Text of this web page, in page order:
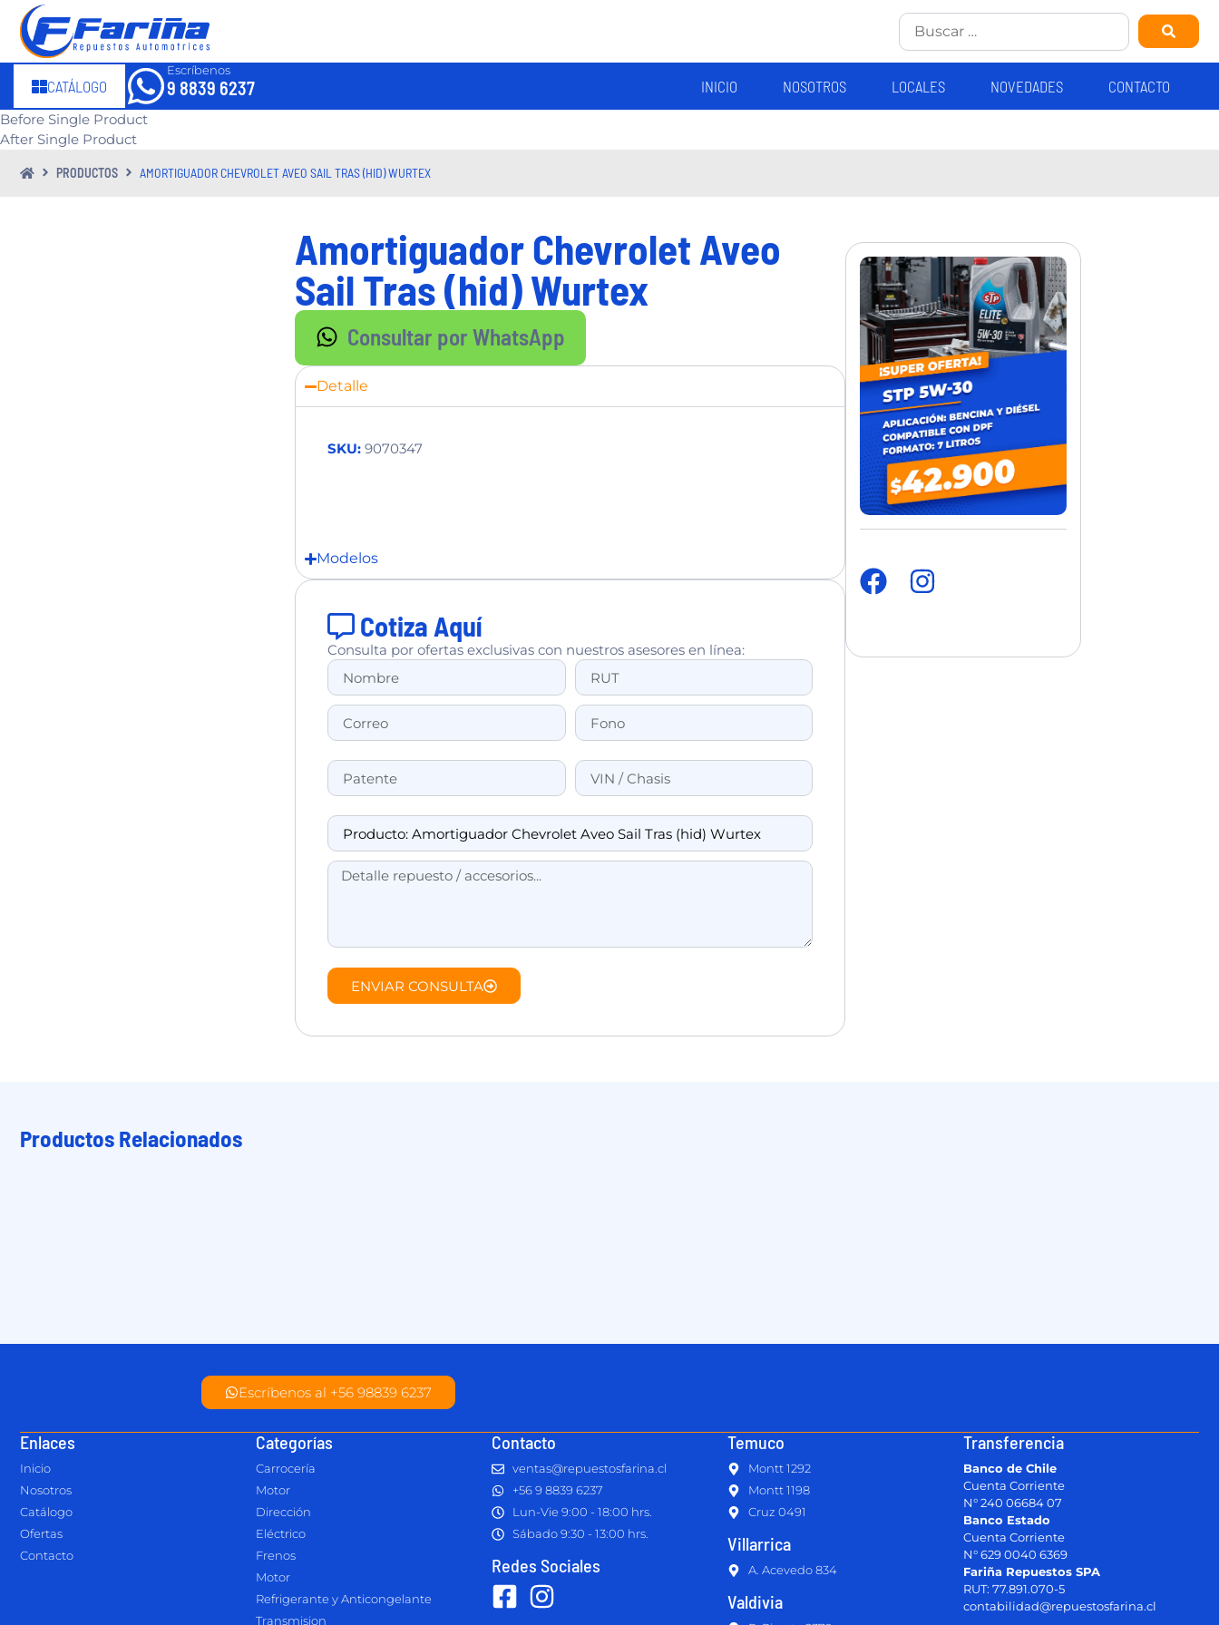
CATÁLOGO
Escríbenos
9 8839 6237 INICIO NOSOTROS LOCALES NOVEDADES CONTACTO
Before Single Product
After Single Product
PRODUCTOS AMORTIGUADOR CHEVROLET AVEO SAIL TRAS (HID) WURTEX
Amortiguador Chevrolet Aveo
Sail Tras (hid) Wurtex
Consultar por WhatsApp
Detalle
SKU: 9070347
Modelos
Cotiza Aquí
Consulta por ofertas exclusivas con nuestros asesores en línea:
ENVIAR CONSULTA
Productos Relacionados
Escríbenos al +56 98839 6237
Enlaces
Inicio
Nosotros
Catálogo
Ofertas
Contacto
Categorías
Carrocería
Motor
Dirección
Eléctrico
Frenos
Motor
Refrigerante y Anticongelante
Transmision
Contacto
ventas@repuestosfarina.cl
+56 9 8839 6237
Lun-Vie 9:00 - 18:00 hrs.
Sábado 9:30 - 13:00 hrs.
Redes Sociales
Temuco
Montt 1292
Montt 1198
Cruz 0491
Villarrica
A. Acevedo 834
Valdivia
Transferencia
Banco de Chile
Cuenta Corriente
N° 240 06684 07
Banco Estado
Cuenta Corriente
N° 629 0040 6369
Fariña Repuestos SPA
RUT: 77.891.070-5
contabilidad@repuestosfarina.cl